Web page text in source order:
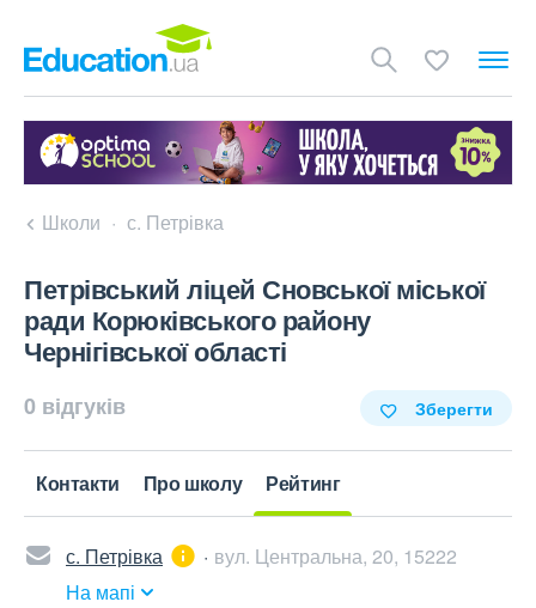
Школи с. Петрівка
Петрівський ліцей Сновської міської
ради Корюківського району
Чернігівської області
0 відгуків Зберегти
Контакти Про школу Рейтинг
с. Петрівка
вул. Центральна, 20, 15222
На мапі